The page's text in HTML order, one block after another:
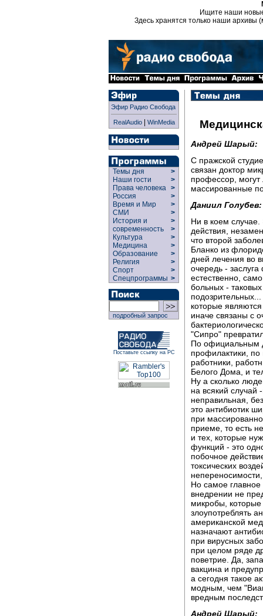
Ищите наши
Здесь хранятся только наши архивы
Эфир Радио Свобода
RealAudio| WinMedia
Темы дня
>
Наши гости
>
Права человека >
Россия
>
Время и Мир
>
СМИ
>
История и
современность
>
>
Культура
>
Медицина
>
Образование
>
Религия
>
Спорт
>
Спецпрограммы >
подробный запрос
Поставьте ссылку на РС
Андрей Шарый:
С пражской
связан доктор
профессор, могут
массированные
Даниил Голубев:
Ни в коем случае.
действия,
что второй
Бланко из
дней лечения во
очередь -
естественно,
больных -
которые
иначе связаны с
"Сипро"
По официальным
профилактики,
работники,
Белого Дома, и
Ну а сколько
на всякий случай
неправильная,
это антибиотик
при
приеме, то есть
и тех, которые
функций - это
побочное
токсических
Но самое главное
внедрении не
микробы,
злоупотреблять
американской
назначают
при вирусных
при целом ряде
поветрие. Да,
вакцина и
а сегодня такое
модным, чем
вредным
Андрей Шарый: